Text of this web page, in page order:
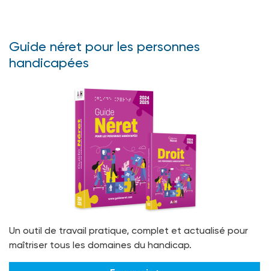
Guide néret pour les personnes
handicapées
Un outil de travail pratique, complet et actualisé pour
maîtriser tous les domaines du handicap.